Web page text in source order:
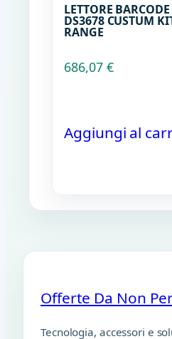
LETTORE
DS3678 CUSTUM
RANGE
686,07 €
Aggiungi al
Offerte Da Non
Tecnologia, accessori e